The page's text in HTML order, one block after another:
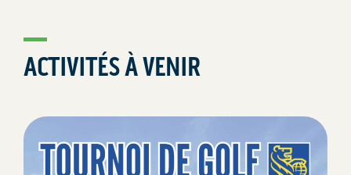
ACTIVITÉS À VENIR